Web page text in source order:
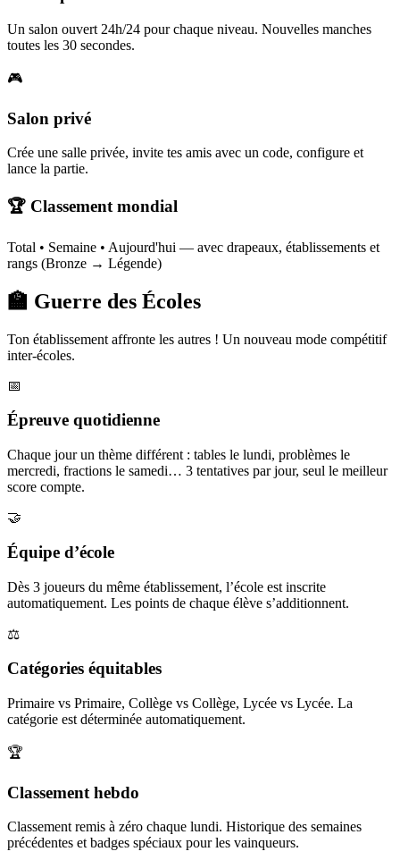
Un salon ouvert 24h/24 pour chaque niveau. Nouvelles manches
toutes les 30 secondes.
🎮
Salon privé
Crée une salle privée, invite tes amis avec un code, configure et
lance la partie.
🏆 Classement mondial
Total • Semaine • Aujourd'hui — avec drapeaux, établissements et
rangs (Bronze → Légende)
🏫 Guerre des Écoles
Ton établissement affronte les autres ! Un nouveau mode compétitif
inter-écoles.
📅
Épreuve quotidienne
Chaque jour un thème différent : tables le lundi, problèmes le
mercredi, fractions le samedi… 3 tentatives par jour, seul le meilleur
score compte.
🤝
Équipe d’école
Dès 3 joueurs du même établissement, l’école est inscrite
automatiquement. Les points de chaque élève s’additionnent.
⚖️
Catégories équitables
Primaire vs Primaire, Collège vs Collège, Lycée vs Lycée. La
catégorie est déterminée automatiquement.
🏆
Classement hebdo
Classement remis à zéro chaque lundi. Historique des semaines
précédentes et badges spéciaux pour les vainqueurs.